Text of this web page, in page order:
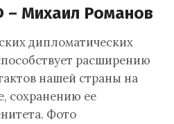
– Михаил Романов
дипломатических
расширению
нашей страны на
сохранению ее
Фото